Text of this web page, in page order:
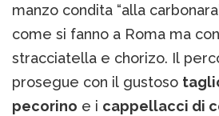
manzo condita “alla
come si fanno a Roma ma
stracciatella e chorizo. Il
prosegue con il gustoso
pecorino e i cappellacci di